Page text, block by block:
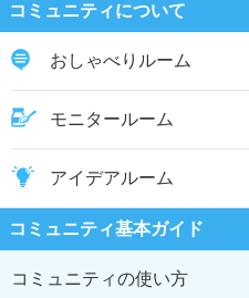
コミュニティについて
おしゃべりルーム
モニタールーム
アイデアルーム
コミュニティ基本ガイド
コミュニティの使い方